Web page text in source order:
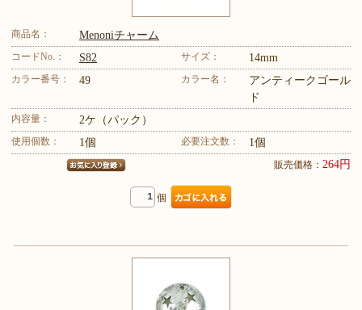
商品名： Menoniチャーム
コードNo.： S82 サイズ： 14mm
カラー番号： 49 カラー名：
アンティークゴール
ド
内容量： 2ケ（パック）
使用個数： 1個 必要注文数： 1個
販売価格： 264円
個